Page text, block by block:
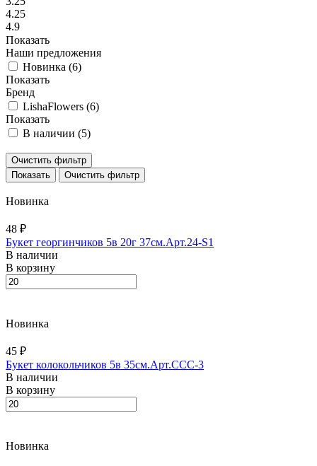
4.25
4.9
Показать
Наши предложения
Новинка (6)
Показать
Бренд
LishaFlowers (6)
Показать
В наличии (5)
Очистить фильтр
Очистить фильтр
Новинка
48 ₽
Букет георгинчиков 5в 20г 37см.Арт.24-S1
В наличии
В корзину
Новинка
45 ₽
Букет колокольчиков 5в 35см.Арт.CCC-3
В наличии
В корзину
Новинка